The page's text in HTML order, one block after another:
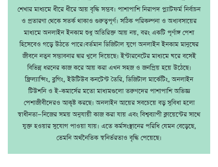
শেখার মাধ্যমে ধীরে ধীরে আয় বৃদ্ধি সম্ভব। পাশাপাশি নিরাপদ প্ল্যাটফর্ম নির্বাচন
ও প্রতারণা থেকে সতর্ক থাকাও গুরুত্বপূর্ণ। সঠিক পরিকল্পনা ও অধ্যবসায়ের
মাধ্যমে অনলাইন ইনকাম শুধু অতিরিক্ত আয় নয়, বরং একটি পূর্ণাঙ্গ পেশা
হিসেবেও গড়ে উঠতে পারে।বর্তমান ডিজিটাল যুগে অনলাইন ইনকাম মানুষের
জীবনে নতুন সম্ভাবনার দ্বার খুলে দিয়েছে। ইন্টারনেটের মাধ্যমে ঘরে বসেই
বিভিন্ন ধরনের কাজ করে আয় করা এখন সহজ ও জনপ্রিয় হয়ে উঠেছে।
ফ্রিল্যান্সিং, ব্লগিং, ইউটিউব কনটেন্ট তৈরি, ডিজিটাল মার্কেটিং, অনলাইন
টিউশনি ও ই–কমার্সের মতো মাধ্যমগুলো তরুণদের পাশাপাশি অভিজ্ঞ
পেশাজীবীদেরও আকৃষ্ট করছে। অনলাইন আয়ের সবচেয়ে বড় সুবিধা হলো
স্বাধীনতা—নিজের সময় অনুযায়ী কাজ করা যায় এবং বিশ্বব্যাপী ক্লায়েন্টের সাথে
যুক্ত হওয়ার সুযোগ পাওয়া যায়। এতে কর্মসংস্থানের পরিধি যেমন বেড়েছে,
তেমনি অর্থনৈতিক স্বনির্ভরতাও বৃদ্ধি পেয়েছে।